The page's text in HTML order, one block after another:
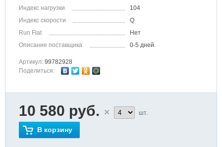
Индекс нагрузки
104
Индекс скорости
Q
Run Flat
Нет
Описание поставщика
0-5 дней.
Артикул: 99782928
Поделиться:
10 580 руб. шт.
В корзину